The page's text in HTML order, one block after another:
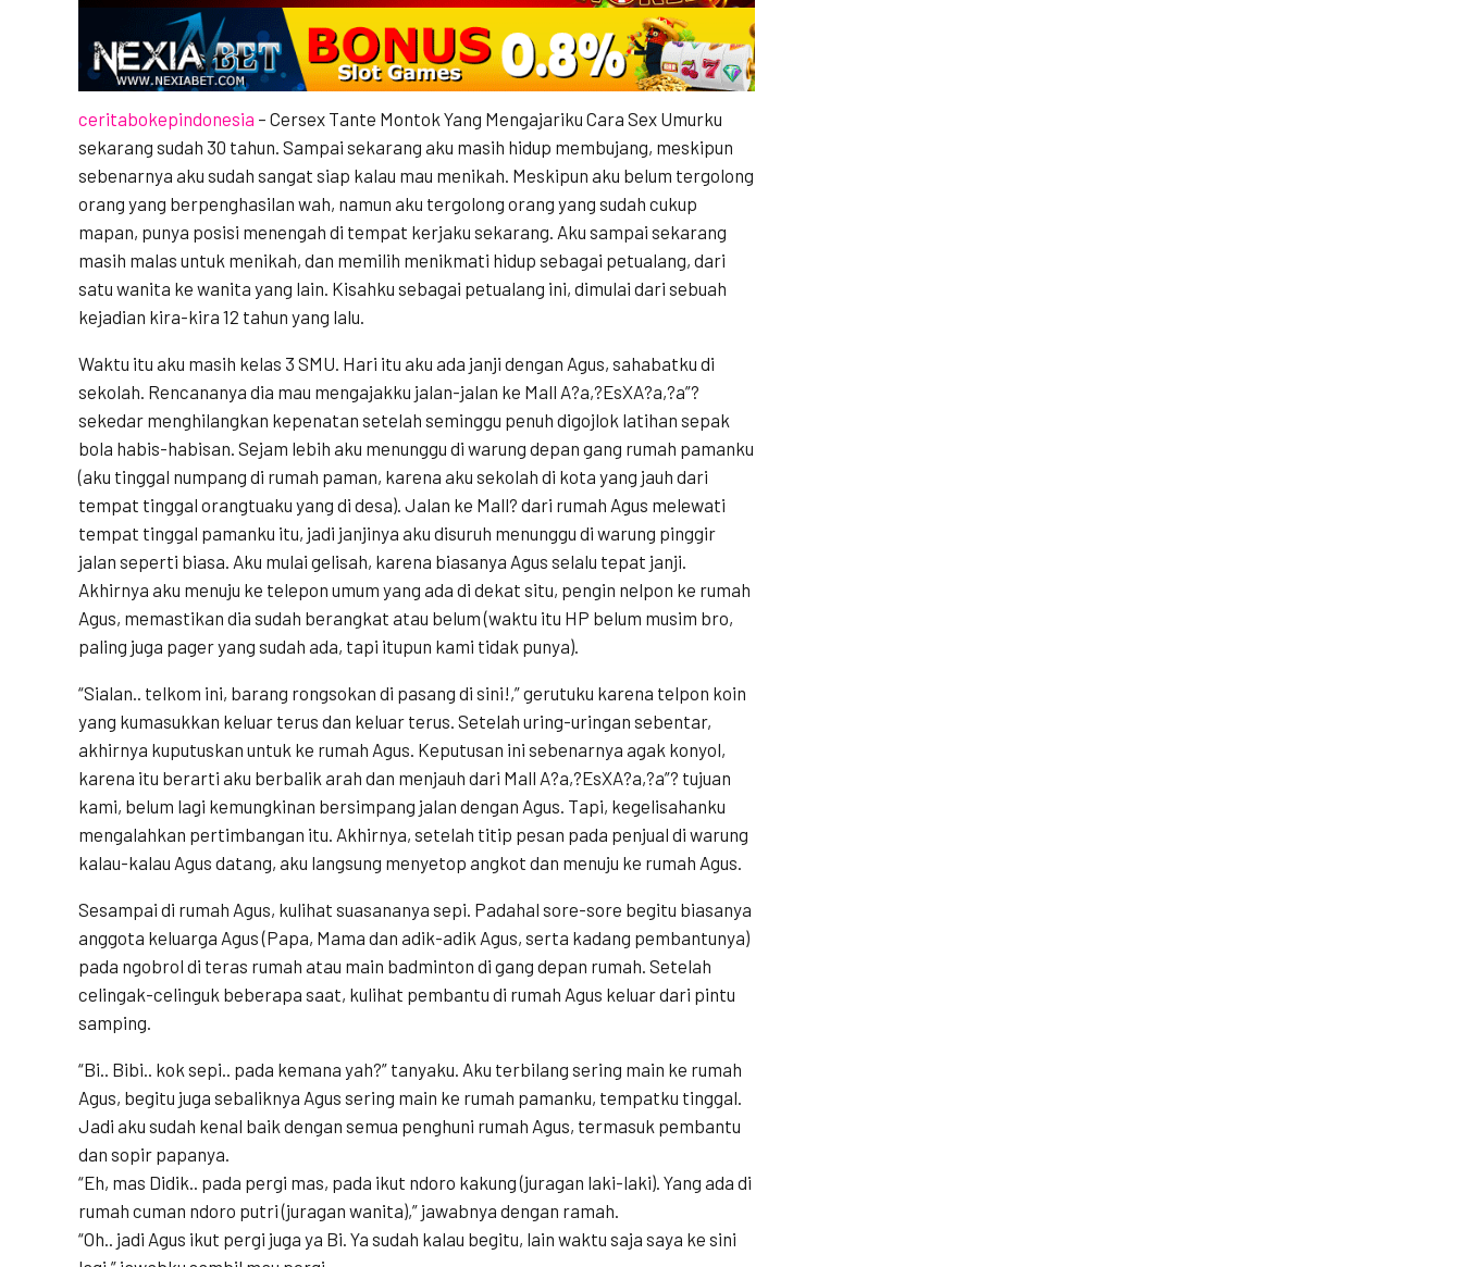
ceritabokepindonesia – Cersex Tante Montok Yang Mengajariku Cara Sex Umurku
sekarang sudah 30 tahun. Sampai sekarang aku masih hidup membujang, meskipun
sebenarnya aku sudah sangat siap kalau mau menikah. Meskipun aku belum tergolong
orang yang berpenghasilan wah, namun aku tergolong orang yang sudah cukup
mapan, punya posisi menengah di tempat kerjaku sekarang. Aku sampai sekarang
masih malas untuk menikah, dan memilih menikmati hidup sebagai petualang, dari
satu wanita ke wanita yang lain. Kisahku sebagai petualang ini, dimulai dari sebuah
kejadian kira-kira 12 tahun yang lalu.
Waktu itu aku masih kelas 3 SMU. Hari itu aku ada janji dengan Agus, sahabatku di
sekolah. Rencananya dia mau mengajakku jalan-jalan ke Mall A?a,?EsXA?a,?a”?
sekedar menghilangkan kepenatan setelah seminggu penuh digojlok latihan sepak
bola habis-habisan. Sejam lebih aku menunggu di warung depan gang rumah pamanku
(aku tinggal numpang di rumah paman, karena aku sekolah di kota yang jauh dari
tempat tinggal orangtuaku yang di desa). Jalan ke Mall? dari rumah Agus melewati
tempat tinggal pamanku itu, jadi janjinya aku disuruh menunggu di warung pinggir
jalan seperti biasa. Aku mulai gelisah, karena biasanya Agus selalu tepat janji.
Akhirnya aku menuju ke telepon umum yang ada di dekat situ, pengin nelpon ke rumah
Agus, memastikan dia sudah berangkat atau belum (waktu itu HP belum musim bro,
paling juga pager yang sudah ada, tapi itupun kami tidak punya).
“Sialan.. telkom ini, barang rongsokan di pasang di sini!,” gerutuku karena telpon koin
yang kumasukkan keluar terus dan keluar terus. Setelah uring-uringan sebentar,
akhirnya kuputuskan untuk ke rumah Agus. Keputusan ini sebenarnya agak konyol,
karena itu berarti aku berbalik arah dan menjauh dari Mall A?a,?EsXA?a,?a”? tujuan
kami, belum lagi kemungkinan bersimpang jalan dengan Agus. Tapi, kegelisahanku
mengalahkan pertimbangan itu. Akhirnya, setelah titip pesan pada penjual di warung
kalau-kalau Agus datang, aku langsung menyetop angkot dan menuju ke rumah Agus.
Sesampai di rumah Agus, kulihat suasananya sepi. Padahal sore-sore begitu biasanya
anggota keluarga Agus (Papa, Mama dan adik-adik Agus, serta kadang pembantunya)
pada ngobrol di teras rumah atau main badminton di gang depan rumah. Setelah
celingak-celinguk beberapa saat, kulihat pembantu di rumah Agus keluar dari pintu
samping.
“Bi.. Bibi.. kok sepi.. pada kemana yah?” tanyaku. Aku terbilang sering main ke rumah
Agus, begitu juga sebaliknya Agus sering main ke rumah pamanku, tempatku tinggal.
Jadi aku sudah kenal baik dengan semua penghuni rumah Agus, termasuk pembantu
dan sopir papanya.
“Eh, mas Didik.. pada pergi mas, pada ikut ndoro kakung (juragan laki-laki). Yang ada di
rumah cuman ndoro putri (juragan wanita),” jawabnya dengan ramah.
“Oh.. jadi Agus ikut pergi juga ya Bi. Ya sudah kalau begitu, lain waktu saja saya ke sini